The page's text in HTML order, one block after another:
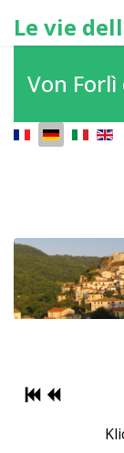
Le vie
Von Forlì
Sprache